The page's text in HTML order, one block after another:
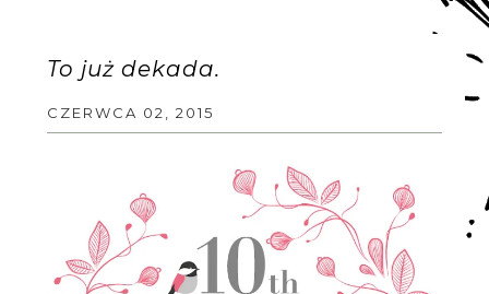
To już dekada.
CZERWCA 02, 2015